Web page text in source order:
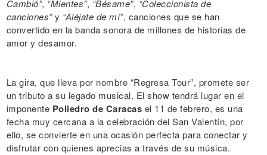
Cambió”, “Mientes”, “Bésame”, “Coleccionista de
canciones”y “Aléjate de mí”, canciones que se han
convertido en la banda sonora de millones de historias de
amor y desamor.
La gira, que lleva por nombre “Regresa Tour”, promete ser
un tributo a su legado musical. El show tendrá lugar en el
imponente Poliedro de Caracas el 11 de febrero, es una
fecha muy cercana a la celebración del San Valentín, por
ello, se convierte en una ocasión perfecta para conectar y
disfrutar con quienes aprecias a través de su música.